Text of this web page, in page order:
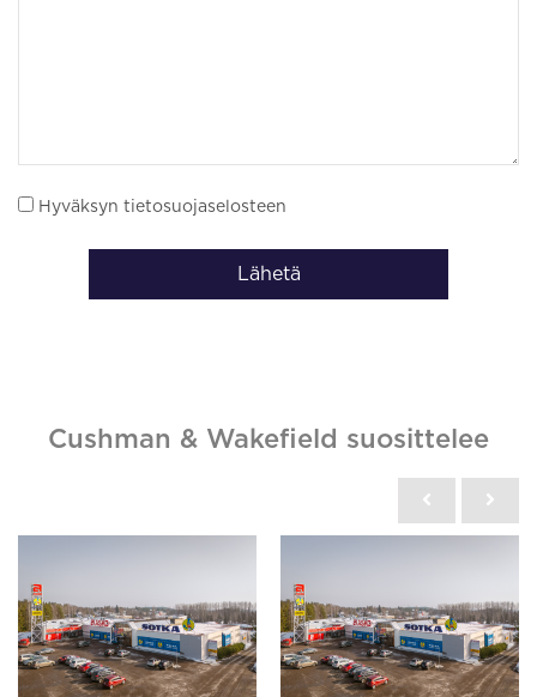
Hyväksyn tietosuojaselosteen
Lähetä
Cushman & Wakefield suosittelee